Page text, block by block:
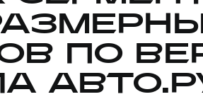
ПО